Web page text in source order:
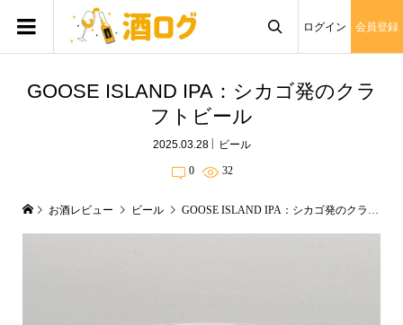

ログイン 会員登録
GOOSE ISLAND IPA：シカゴ発のクラ
フトビール
2025.03.28 ビール
0 32
お酒レビュー ビール GOOSE ISLAND IPA：シカゴ発のクラフトビール